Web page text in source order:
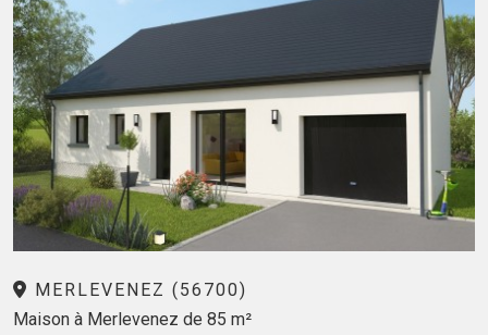
MERLEVENEZ (56700)
Maison à Merlevenez de 85 m²